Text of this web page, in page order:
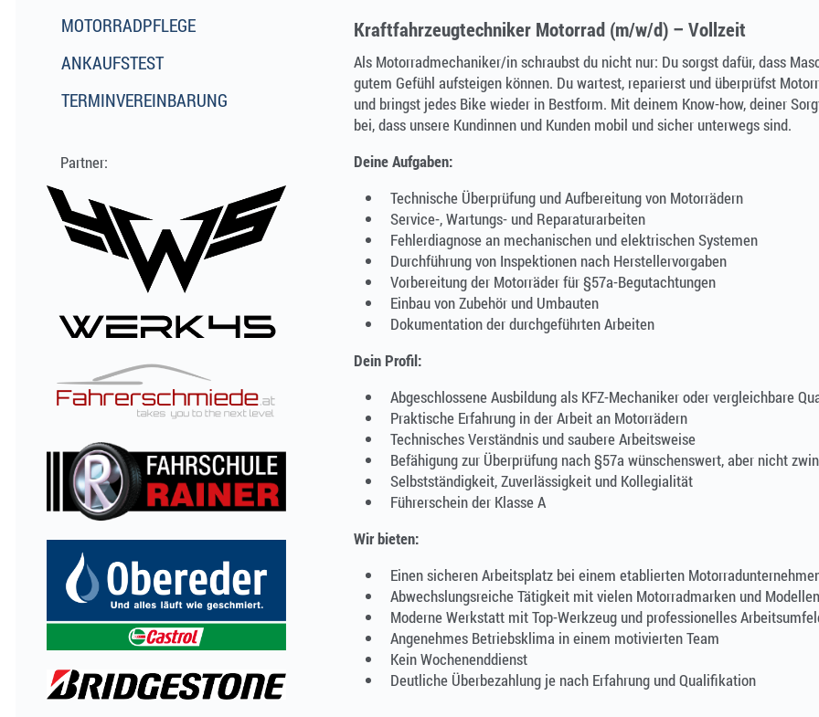
Kraftfahrzeugtechniker Motorrad (m/w/d) – Vollzeit
Als Motorradmechaniker/in schraubst du nicht nur: Du sorgst dafür, dass
gutem Gefühl aufsteigen können. Du wartest, reparierst und überprüfst
und bringst jedes Bike wieder in Bestform. Mit deinem Know-how, deiner
bei, dass unsere Kundinnen und Kunden mobil und sicher unterwegs sind.
Deine Aufgaben:
Technische Überprüfung und Aufbereitung von Motorrädern
Service-, Wartungs- und Reparaturarbeiten
Fehlerdiagnose an mechanischen und elektrischen Systemen
Durchführung von Inspektionen nach Herstellervorgaben
Vorbereitung der Motorräder für §57a-Begutachtungen
Einbau von Zubehör und Umbauten
Dokumentation der durchgeführten Arbeiten
Dein Profil:
Abgeschlossene Ausbildung als KFZ-Mechaniker oder vergleichbare
Praktische Erfahrung in der Arbeit an Motorrädern
Technisches Verständnis und saubere Arbeitsweise
Befähigung zur Überprüfung nach §57a wünschenswert, aber nicht
Selbstständigkeit, Zuverlässigkeit und Kollegialität
Führerschein der Klasse A
Wir bieten:
Einen sicheren Arbeitsplatz bei einem etablierten
Abwechslungsreiche Tätigkeit mit vielen Motorradmarken und Modellen
Moderne Werkstatt mit Top-Werkzeug und professionelles
Angenehmes Betriebsklima in einem motivierten Team
Kein Wochenenddienst
Deutliche Überbezahlung je nach Erfahrung und Qualifikation
MOTORRADPFLEGE
ANKAUFSTEST
TERMINVEREINBARUNG